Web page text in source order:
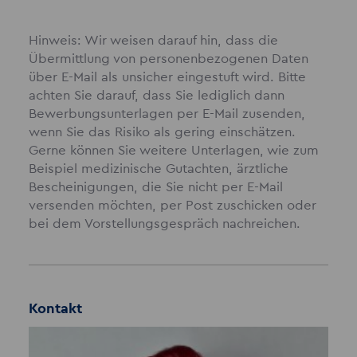
Hinweis: Wir weisen darauf hin, dass die
Übermittlung von personenbezogenen Daten
über E-Mail als unsicher eingestuft wird. Bitte
achten Sie darauf, dass Sie lediglich dann
Bewerbungsunterlagen per E-Mail zusenden,
wenn Sie das Risiko als gering einschätzen.
Gerne können Sie weitere Unterlagen, wie zum
Beispiel medizinische Gutachten, ärztliche
Bescheinigungen, die Sie nicht per E-Mail
versenden möchten, per Post zuschicken oder
bei dem Vorstellungsgespräch nachreichen.
Kontakt